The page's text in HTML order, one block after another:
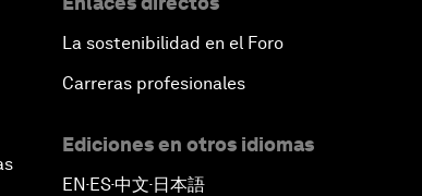
La sostenibilidad en el Foro
Carreras profesionales
Ediciones en otros idiomas
EN▪ES▪中文▪ 日本語